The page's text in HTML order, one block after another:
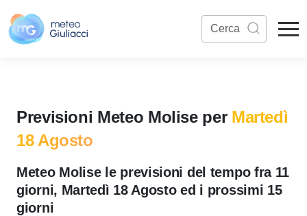
Previsioni Meteo Molise per Martedì
18 Agosto
Meteo Molise le previsioni del tempo fra 11
giorni, Martedì 18 Agosto ed i prossimi 15
giorni